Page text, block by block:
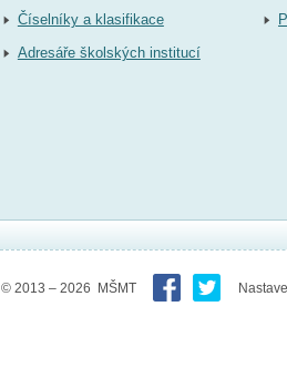
Číselníky a klasifikace
Adresáře školských institucí
© 2013 – 2026 MŠMT